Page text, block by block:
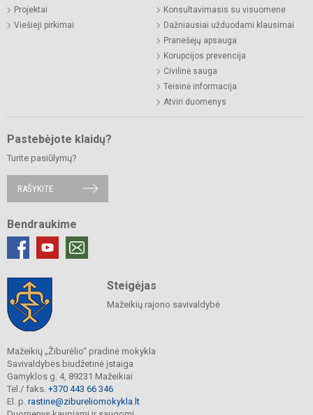
Projektai
Viešieji pirkimai
Konsultavimasis su visuomene
Dažniausiai užduodami klausimai
Pranešėjų apsauga
Korupcijos prevencija
Civilinė sauga
Teisinė informacija
Atviri duomenys
Pastebėjote klaidų?
Turite pasiūlymų?
RAŠYKITE
Bendraukime
Steigėjas
Mažeikių rajono savivaldybė
Mažeikių „Žiburėlio“ pradinė mokykla
Savivaldybės biudžetinė įstaiga
Gamyklos g. 4, 89231 Mažeikiai
Tel./ faks. +370 443 66 346
El. p. rastine@zibureliomokykla.lt